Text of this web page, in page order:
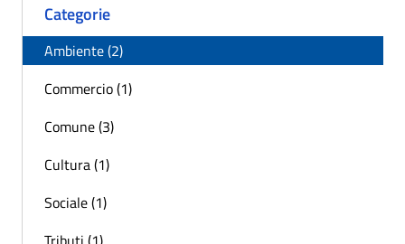
Categorie
Ambiente (2)
Commercio (1)
Comune (3)
Cultura (1)
Sociale (1)